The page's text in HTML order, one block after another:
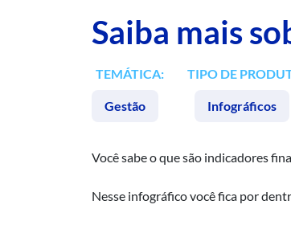
Saiba mais
TEMÁTICA:
Gestão
TIPO DE
Infográficos
Você sabe o que são indicadores
Nesse infográfico você fica por